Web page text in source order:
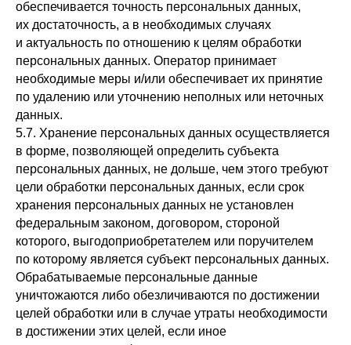
обеспечивается точность персональных данных,
их достаточность, а в необходимых случаях
и актуальность по отношению к целям обработки
персональных данных. Оператор принимает
необходимые меры и/или обеспечивает их принятие
по удалению или уточнению неполных или неточных
данных.
5.7. Хранение персональных данных осуществляется
в форме, позволяющей определить субъекта
персональных данных, не дольше, чем этого требуют
цели обработки персональных данных, если срок
хранения персональных данных не установлен
федеральным законом, договором, стороной
которого, выгодоприобретателем или поручителем
по которому является субъект персональных данных.
Обрабатываемые персональные данные
уничтожаются либо обезличиваются по достижении
целей обработки или в случае утраты необходимости
в достижении этих целей, если иное